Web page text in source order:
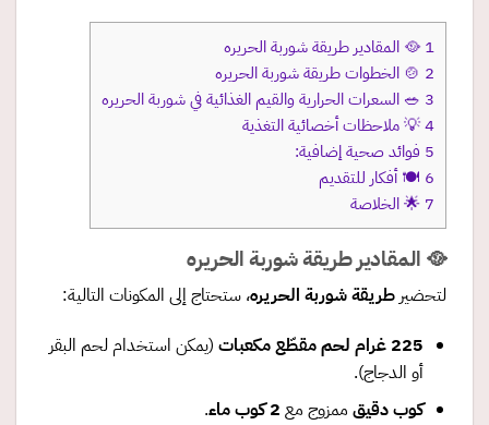
1🥘 المقادير طريقة شوربة الحريره
2 🍲 الخطوات طريقة شوربة الحريره
3 🥗 السعرات الحرارية والقيم الغذائية في شوربة الحريره
4💡 ملاحظات أخصائية التغذية
5 فوائد صحية إضافية:
6 🍽 أفكار للتقديم
7 🌟 الخلاصة
🥘 المقادير طريقة شوربة الحريره
لتحضير طريقة شوربة الحريره، ستحتاج إلى المكونات التالية:
225 غرام لحم مقطّع مكعبات(يمكن استخدام لحم البقر
أو الدجاج).
كوب دقيقممزوج مع 2كوب ماء.